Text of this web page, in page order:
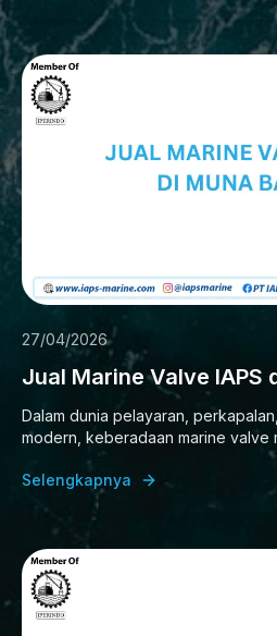
27/04/2026
Jual Marine Valve IAPS
Dalam dunia pelayaran,
modern, keberadaan marine valve
Selengkapnya